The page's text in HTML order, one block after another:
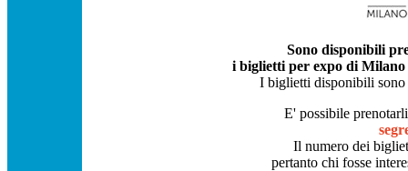
Sono disponibili
i biglietti per expo di Milano
I biglietti disponibili
E' possibile
Il numero dei
pertanto chi fosse